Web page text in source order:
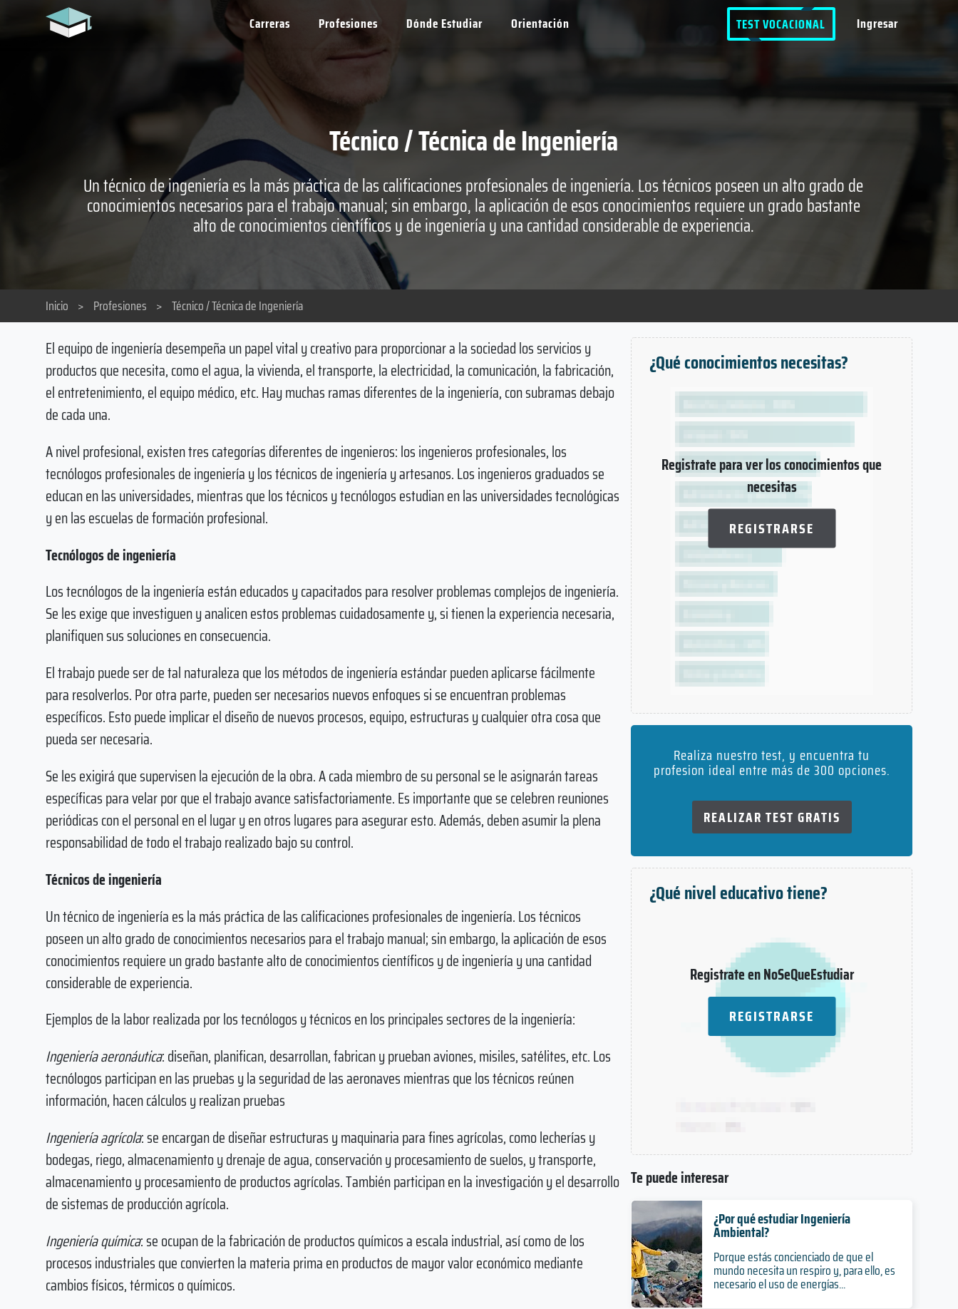
Carreras Profesiones Dónde Estudiar Orientación TEST VOCACIONAL Ingresar
Técnico / Técnica de Ingeniería
Un técnico de ingeniería es la más práctica de las calificaciones profesionales de ingeniería. Los técnicos poseen un alto grado de
conocimientos necesarios para el trabajo manual; sin embargo, la aplicación de esos conocimientos requiere un grado bastante
alto de conocimientos científicos y de ingeniería y una cantidad considerable de experiencia.
Inicio > Profesiones > Técnico / Técnica de Ingeniería
El equipo de ingeniería desempeña un papel vital y creativo para proporcionar a la sociedad los servicios y
productos que necesita, como el agua, la vivienda, el transporte, la electricidad, la comunicación, la fabricación,
el entretenimiento, el equipo médico, etc. Hay muchas ramas diferentes de la ingeniería, con subramas debajo
de cada una.
A nivel profesional, existen tres categorías diferentes de ingenieros: los ingenieros profesionales, los
tecnólogos profesionales de ingeniería y los técnicos de ingeniería y artesanos. Los ingenieros graduados se
educan en las universidades, mientras que los técnicos y tecnólogos estudian en las universidades tecnológicas
y en las escuelas de formación profesional.
Tecnólogos de ingeniería
Los tecnólogos de la ingeniería están educados y capacitados para resolver problemas complejos de ingeniería.
Se les exige que investiguen y analicen estos problemas cuidadosamente y, si tienen la experiencia necesaria,
planifiquen sus soluciones en consecuencia.
El trabajo puede ser de tal naturaleza que los métodos de ingeniería estándar pueden aplicarse fácilmente
para resolverlos. Por otra parte, pueden ser necesarios nuevos enfoques si se encuentran problemas
específicos. Esto puede implicar el diseño de nuevos procesos, equipo, estructuras y cualquier otra cosa que
pueda ser necesaria.
Se les exigirá que supervisen la ejecución de la obra. A cada miembro de su personal se le asignarán tareas
específicas para velar por que el trabajo avance satisfactoriamente. Es importante que se celebren reuniones
periódicas con el personal en el lugar y en otros lugares para asegurar esto. Además, deben asumir la plena
responsabilidad de todo el trabajo realizado bajo su control.
Técnicos de ingeniería
Un técnico de ingeniería es la más práctica de las calificaciones profesionales de ingeniería. Los técnicos
poseen un alto grado de conocimientos necesarios para el trabajo manual; sin embargo, la aplicación de esos
conocimientos requiere un grado bastante alto de conocimientos científicos y de ingeniería y una cantidad
considerable de experiencia.
Ejemplos de la labor realizada por los tecnólogos y técnicos en los principales sectores de la ingeniería:
Ingeniería aeronáutica: diseñan, planifican, desarrollan, fabrican y prueban aviones, misiles, satélites, etc. Los
tecnólogos participan en las pruebas y la seguridad de las aeronaves mientras que los técnicos reúnen
información, hacen cálculos y realizan pruebas
Ingeniería agrícola: se encargan de diseñar estructuras y maquinaria para fines agrícolas, como lecherías y
bodegas, riego, almacenamiento y drenaje de agua, conservación y procesamiento de suelos, y transporte,
almacenamiento y procesamiento de productos agrícolas. También participan en la investigación y el desarrollo
de sistemas de producción agrícola.
Ingeniería química: se ocupan de la fabricación de productos químicos a escala industrial, así como de los
procesos industriales que convierten la materia prima en productos de mayor valor económico mediante
cambios físicos, térmicos o químicos.
¿Qué conocimientos necesitas?
Registrate para ver los conocimientos que
necesitas
REGISTRARSE
Realiza nuestro test, y encuentra tu
profesion ideal entre más de 300 opciones.
REALIZAR TEST GRATIS
¿Qué nivel educativo tiene?
Registrate en NoSeQueEstudiar
REGISTRARSE
Te puede interesar
¿Por qué estudiar Ingeniería
Ambiental?
Porque estás concienciado de que el
mundo necesita un respiro y, para ello, es
necesario el uso de energías...